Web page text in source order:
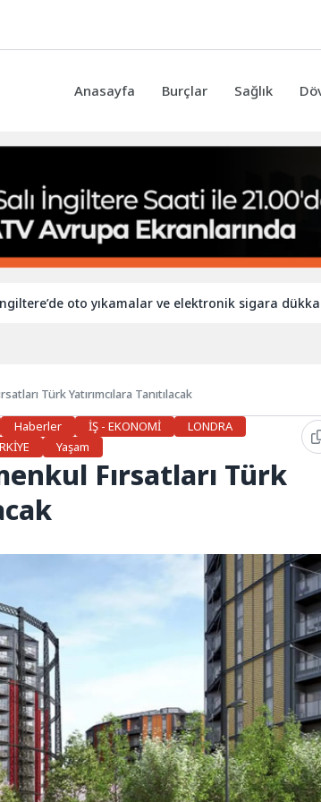
Anasayfa Burçlar Sağlık
oto yıkamalar ve elektronik sigara dükkanları
Türk Yatırımcılara Tanıtılacak
Haberler İŞ - EKONOMİ
LONDRA
Yaşam
Fırsatları Türk